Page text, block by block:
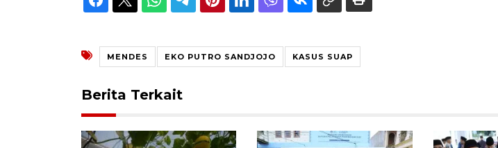
MENDES EKO PUTRO SANDJOJO KASUS SUAP
Berita Terkait